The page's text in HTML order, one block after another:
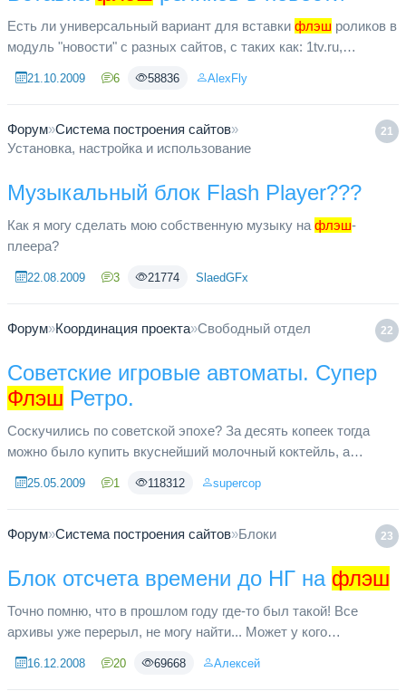
Есть ли универсальный вариант для вставки флэш роликов в
модуль "новости" с разных сайтов, с таких как: 1tv.ru,
21.10.2009 6 58836 AlexFly
21
Форум»Система построения сайтов»
Установка, настройка и использование
Mузыкальный блок Flash Player???
Как я могу сделать мою собственную музыку на флэш-
плеера?
22.08.2009 3 21774 SlaedGFx
22
Форум»Координация проекта»Свободный отдел
Советские игровые автоматы. Супер
Флэш Ретро.
Соскучились по советской эпохе? За десять копеек тогда
можно было купить вкуснейший молочный коктейль, а
каждому гражданину ...
25.05.2009 1 118312 supercop
23
Форум»Система построения сайтов»Блоки
Блок отсчета времени до НГ на флэш
Точно помню, что в прошлом году где-то был такой! Все
архивы уже перерыл, не могу найти... Может у кого
16.12.2008 20 69668 Алексей